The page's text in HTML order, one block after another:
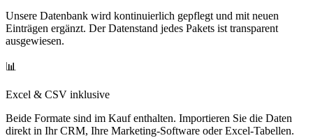
Unsere Datenbank wird kontinuierlich gepflegt und mit neuen
Einträgen ergänzt. Der Datenstand jedes Pakets ist transparent
ausgewiesen.
📊
Excel & CSV inklusive
Beide Formate sind im Kauf enthalten. Importieren Sie die Daten
direkt in Ihr CRM, Ihre Marketing-Software oder Excel-Tabellen.